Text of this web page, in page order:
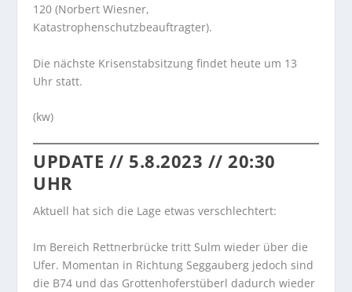
120 (Norbert Wiesner,
Katastrophenschutzbeauftragter).
Die nächste Krisenstabsitzung findet heute um 13
Uhr statt.
(kw)
UPDATE // 5.8.2023 // 20:30
UHR
Aktuell hat sich die Lage etwas verschlechtert:
Im Bereich Rettnerbrücke tritt Sulm wieder über die
Ufer. Momentan in Richtung Seggauberg jedoch sind
die B74 und das Grottenhoferstüberl dadurch wieder